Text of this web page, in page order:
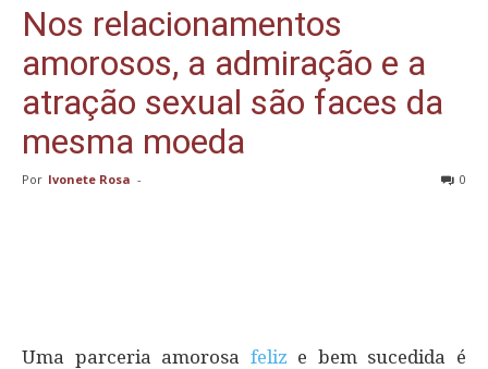
Nos relacionamentos
amorosos, a admiração e a
atração sexual são faces da
mesma moeda
Por Ivonete Rosa - 0
Uma parceria amorosa feliz e bem sucedida é